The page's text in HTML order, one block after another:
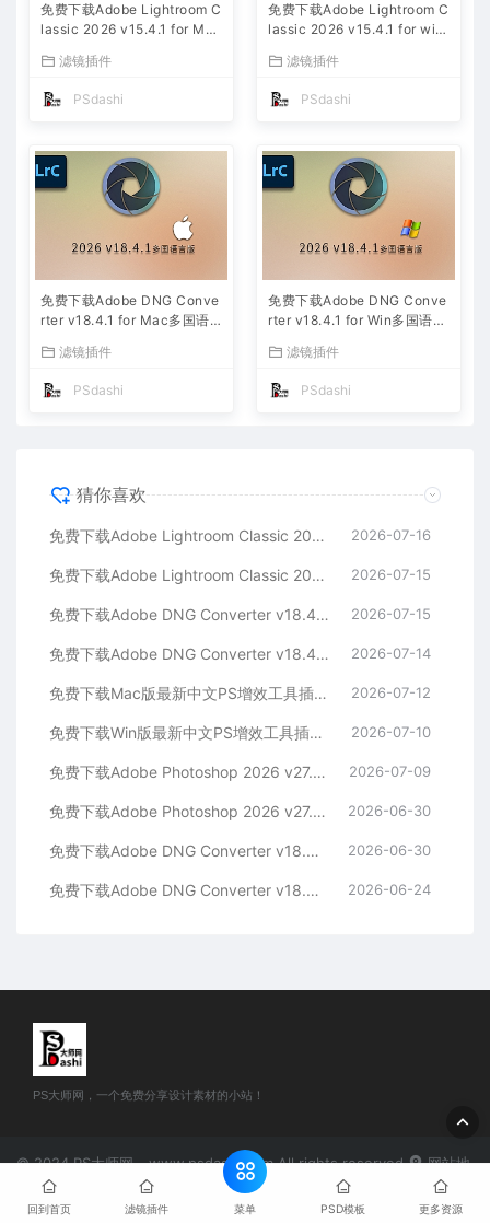
免费下载Adobe Lightroom C
lassic 2026 v15.4.1 for Mac
安装包摄影后期照片图片编辑
工具
滤镜插件
PSdashi
免费下载Adobe Lightroom C
lassic 2026 v15.4.1 for win
安装包摄影后期照片图片编辑
工具
滤镜插件
PSdashi
免费下载Adobe DNG Conve
rter v18.4.1 for Mac多国语
照片格式转换器Lrc数字负片P
滤镜插件
PSdashi
免费下载Adobe DNG Conve
rter v18.4.1 for Win多国语言
片格式转换器Lrc数字负片PS
滤镜插件
PSdashi
猜你喜欢
免费下载Adobe Lightroom Classic 2026 v15.4.1 for Mac多国语言版中文LrC软件激活安装包摄影后期照片图片编辑工具 2026-07-16
免费下载Adobe Lightroom Classic 2026 v15.4.1 for win多国语言版中文LrC软件激活安装包摄影后期照片图片编辑工具 2026-07-15
免费下载Adobe DNG Converter v18.4.1 for Mac多国语言中文版安装包图片RAW相机照片格式转换器Lrc数字负片PS插件软件工具 2026-07-15
免费下载Adobe DNG Converter v18.4.1 for Win多国语言中文版安装包图片RAW相机照片格式转换器Lrc数字负片PS插件软件工具 2026-07-14
免费下载Mac版最新中文PS增效工具插件Adobe Camera Raw 2026 ACR v18.4.1 摄影后期一键安装包预设Lrc照片文件文档格式打开处理编辑 2026-07-12
免费下载Win版最新中文PS增效工具插件Adobe Camera Raw 2026 ACR v18.4.1 摄影后期一键安装包预设Lrc照片文件文档格式打开处理编辑 2026-07-10
免费下载Adobe Photoshop 2026 v27.8.0.13 for MAC多国语言版正式中文最新PS软件激活一键安装包Ai智能修图设计师平面设计工具 2026-07-09
免费下载Adobe Photoshop 2026 v27.8.0.13 for win多国语言版正式中文最新PS软件激活一键安装包Ai智能修图设计师平面设计工具 2026-06-30
免费下载Adobe DNG Converter v18.4.0 for Mac多国语言中文版安装包图片RAW相机照片格式转换器Lrc数字负片PS插件软件工具 2026-06-30
免费下载Adobe DNG Converter v18.4.0 for Win多国语言中文版安装包图片RAW相机照片格式转换器Lrc数字负片PS插件软件工具 2026-06-24
PS大师网，一个免费分享设计素材的小站！
© 2024 PS大师网 - www.psdashi.com All rights reserved
网站地
豫公网安备41110002000302号 豫ICP备2024047263号-1
回到首页 滤镜插件 菜单 PSD模板 更多资源